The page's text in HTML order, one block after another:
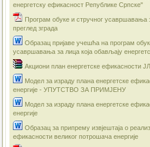
енергетску ефикасност Републике Српске"
Програм обуке и стручног усавршавања
преглед зграда
Образац пријаве учешћа на програм
усавршавања за лица која обављају
Акциони план енергетске ефикасности
​Модел за израду плана енергетске
енергије - УПУТСТВО ЗА ПРИМЈЕНУ
Модел за израду плана енергетске
енергије
Образац за припрему извјештаја о
ефикасности великог потрошача енергије